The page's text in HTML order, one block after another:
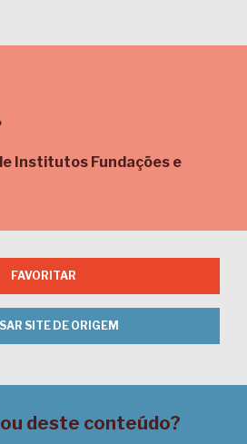
Institutos Fundações e
FAVORITAR
SITE DE ORIGEM
deste conteúdo?